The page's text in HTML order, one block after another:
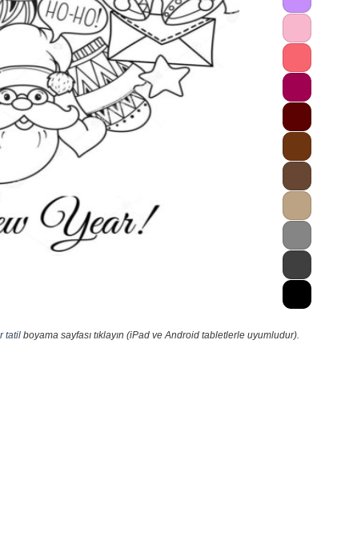
tatilboyama sayfası tıklayın (iPad ve Android tabletlerle uyumludur).